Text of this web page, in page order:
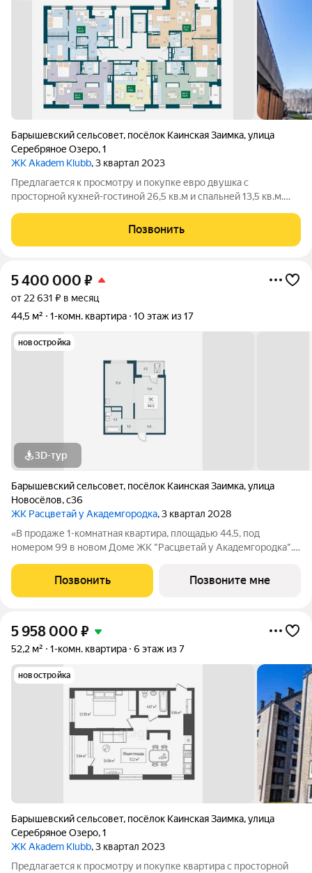
Барышевский сельсовет, посёлок Каинская Заимка,улица
Серебряное Озеро,1
ЖК Akadem Klubb, 3 квартал 2023
Предлагается к просмотру и покупке евро двушка с
просторной кухней-гостиной 26,5 кв.м и спальней 13,5 кв.м.
СЕМЕЙНУЮ ИПОТЕКУ 6% и IT ИПОТЕКУ 6% ВОЗМОЖНА
ПОКУПКА БЕЗ ПЕРВОНАЧАЛЬНОГО ВЗНОСА О
Позвонить
5 400 000 ₽
от 22 631 ₽ в месяц
44,5 м²
1-комн. квартира 10 этаж из 17
новостройка
3D-тур
Барышевский сельсовет, посёлок Каинская Заимка,улица
Новосёлов,с36
ЖК Расцветай у Академгородка, 3 квартал 2028
«В продаже 1-комнатная квартира, площадью 44.5, под
номером 99 в новом Доме ЖК "Расцветай у Академгородка".»
Каинка в окружении живописных лесных просторов. Видовые
квартиры на озеро и лес.
Позвонить Позвоните мне
5 958 000 ₽
52,2 м² 1-комн. квартира 6 этаж из 7
новостройка
Барышевский сельсовет, посёлок Каинская Заимка,улица
Серебряное Озеро,1
ЖК Akadem Klubb, 3 квартал 2023
Предлагается к просмотру и покупке квартира с просторной